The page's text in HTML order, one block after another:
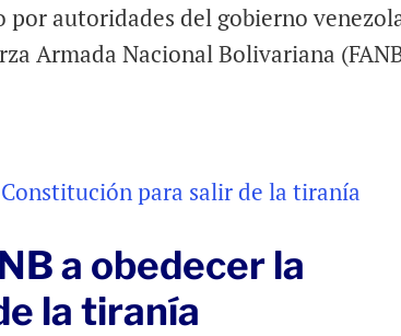
autoridades del gobierno
Armada Nacional Bolivariana
a obedecer la
la tiranía